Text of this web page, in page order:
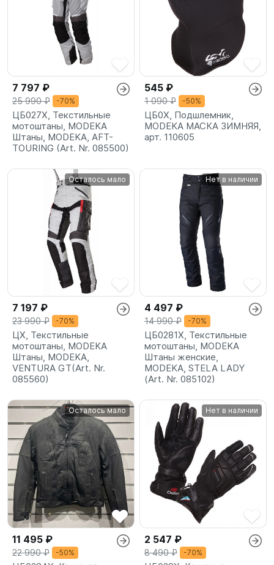
7 797 ₽
25 990 ₽ -70%
ЦБ027X, Текстильные
мотоштаны, MODEKA
Штаны, MODEKA, AFT-
TOURING (Art. Nr. 085500)
545 ₽
1 090 ₽ -50%
ЦБ0X, Подшлемник,
MODEKA МАСКА ЗИМНЯЯ,
арт. 110605
Осталось мало
7 197 ₽
23 990 ₽ -70%
ЦX, Текстильные
мотоштаны, MODEKA
Штаны, MODEKA,
VENTURA GT(Art. Nr.
085560)
Нет в наличии
4 497 ₽
14 990 ₽ -70%
ЦБ0281X, Текстильные
мотоштаны, MODEKA
Штаны женские,
MODEKA, STELA LADY
(Art. Nr. 085102)
Осталось мало
11 495 ₽
22 990 ₽ -50%
Нет в наличии
2 547 ₽
8 490 ₽ -70%